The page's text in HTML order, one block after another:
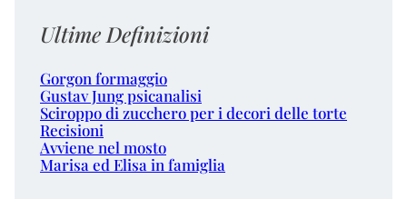
Ultime Definizioni
Gorgon formaggio
Gustav Jung psicanalisi
Sciroppo di zucchero per i decori delle torte
Recisioni
Avviene nel mosto
Marisa ed Elisa in famiglia